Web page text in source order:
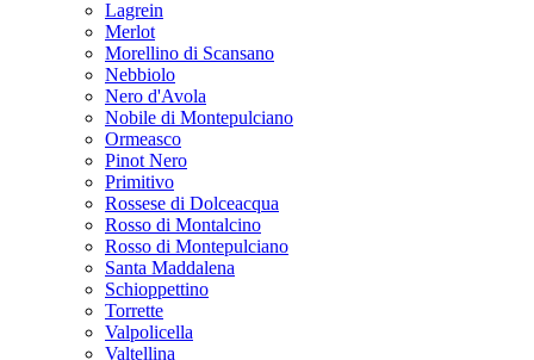
Lagrein
Merlot
Morellino di Scansano
Nebbiolo
Nero d'Avola
Nobile di Montepulciano
Ormeasco
Pinot Nero
Primitivo
Rossese di Dolceacqua
Rosso di Montalcino
Rosso di Montepulciano
Santa Maddalena
Schioppettino
Torrette
Valpolicella
Valtellina